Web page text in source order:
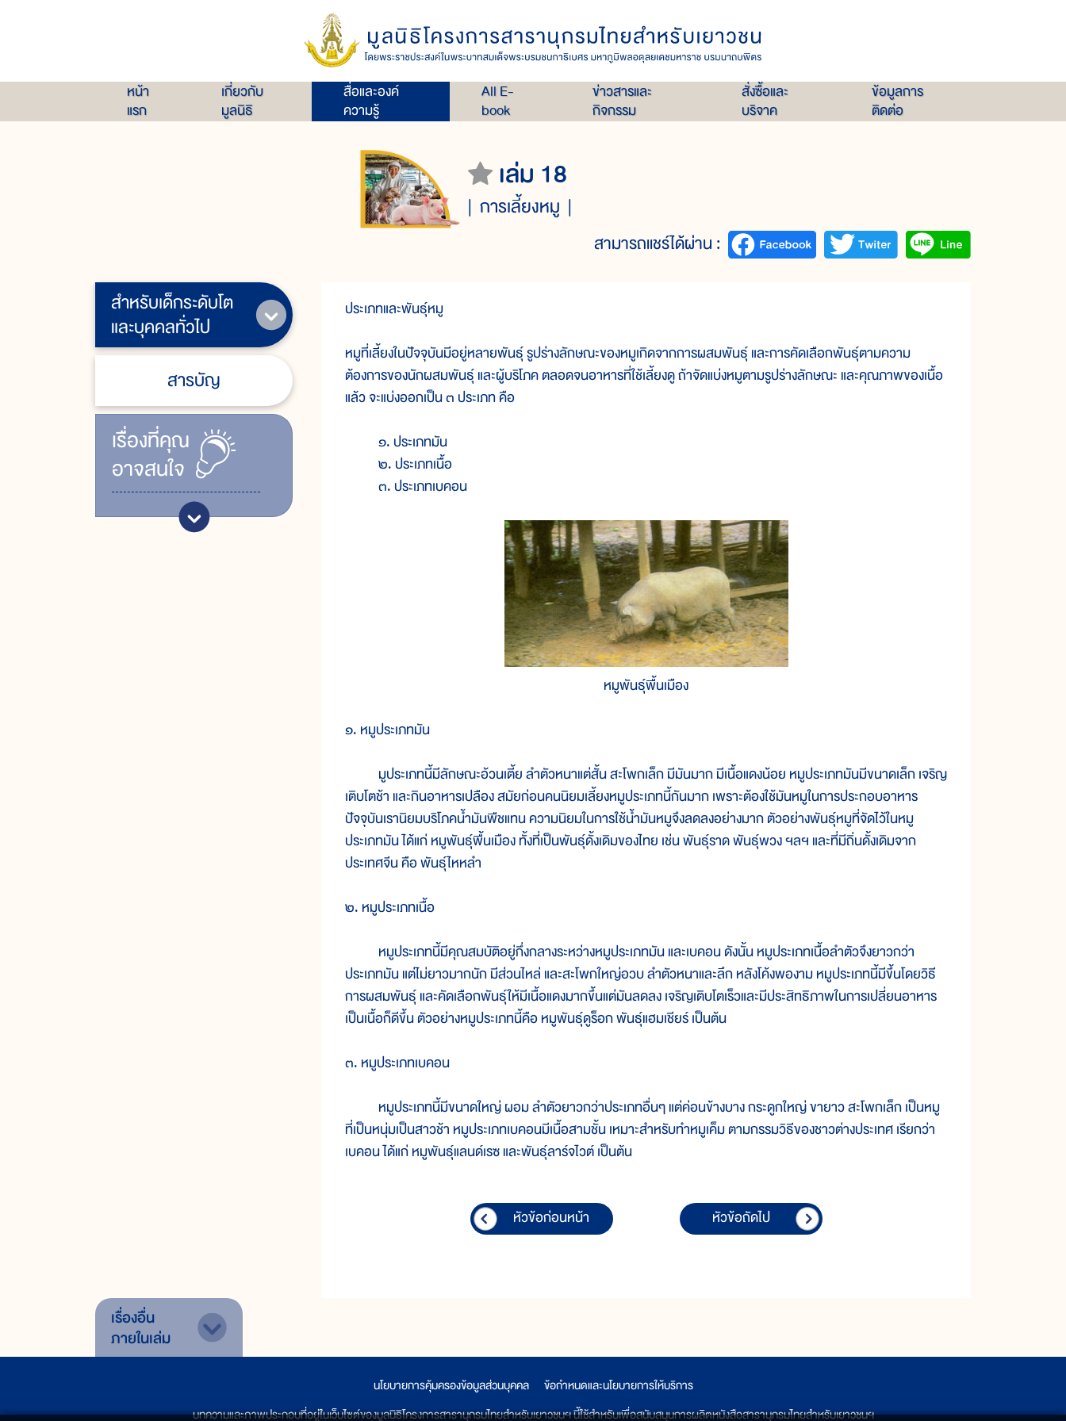
หน้า
แรก
เกี่ยวกับ
มูลนิธิ
สื่อและองค์
ความรู้
All E-
book
ข่าวสารและ
กิจกรรม
สั่งซื้อและ
บริจาค
ข้อมูลการ
ติดต่อ
เล่ม 18
การเลี้ยงหมู
สามารถแชร์ได้ผ่าน :
สำหรับเด็กระดับโต
และบุคคลทั่วไป
สารบัญ
เรื่ิองที่คุณ
อาจสนใจ
ประเภทและพันธุ์หมู
หมูที่เลี้ยงในปัจจุบันมีอยู่หลายพันธุ์ รูปร่างลักษณะของหมูเกิดจากการผสมพันธุ์ และการคัดเลือกพันธุ์ตามความ
ต้องการของนักผสมพันธุ์ และผู้บริโภค ตลอดจนอาหารที่ใช้เลี้ยงดู ถ้าจัดแบ่งหมูตามรูปร่างลักษณะ และคุณภาพของเนื้อ
แล้ว จะแบ่งออกเป็น ๓ ประเภท คือ
๑. ประเภทมัน
๒. ประเภทเนื้อ
๓. ประเภทเบคอน
หมูพันธุ์พื้นเมือง
๑. หมูประเภทมัน
มูประเภทนี้มีลักษณะอ้วนเตี้ย ลำตัวหนาแต่สั้น สะโพกเล็ก มีมันมาก มีเนื้อแดงน้อย หมูประเภทมันมีขนาดเล็ก เจริญ
เติบโตช้า และกินอาหารเปลือง สมัยก่อนคนนิยมเลี้ยงหมูประเภทนี้กันมาก เพราะต้องใช้มันหมูในการประกอบอาหาร
ปัจจุบันเรานิยมบริโภคน้ำมันพืชแทน ความนิยมในการใช้น้ำมันหมูจึงลดลงอย่างมาก ตัวอย่างพันธุ์หมูที่จัดไว้ในหมู
ประเภทมัน ได้แก่ หมูพันธุ์พื้นเมือง ทั้งที่เป็นพันธุ์ดั้งเดิมของไทย เช่น พันธุ์ราด พันธุ์พวง ฯลฯ และที่มีถิ่นดั้งเดิมจาก
ประเทศจีน คือ พันธุ์ไหหลำ
๒. หมูประเภทเนื้อ
หมูประเภทนี้มีคุณสมบัติอยู่กึ่งกลางระหว่างหมูประเภทมัน และเบคอน ดังนั้น หมูประเภทเนื้อลำตัวจึงยาวกว่า
ประเภทมัน แต่ไม่ยาวมากนัก มีส่วนไหล่ และสะโพกใหญ่อวบ ลำตัวหนาและลึก หลังโค้งพองาม หมูประเภทนี้มีขึ้นโดยวิธี
การผสมพันธุ์ และคัดเลือกพันธุ์ให้มีเนื้อแดงมากขึ้นแต่มันลดลง เจริญเติบโตเร็วและมีประสิทธิภาพในการเปลี่ยนอาหาร
เป็นเนื้อก็ดีขึ้น ตัวอย่างหมูประเภทนี้คือ หมูพันธุ์ดูร็อก พันธุ์แฮมเชียร์ เป็นต้น
๓. หมูประเภทเบคอน
หมูประเภทนี้มีขนาดใหญ่ ผอม ลำตัวยาวกว่าประเภทอื่นๆ แต่ค่อนข้างบาง กระดูกใหญ่ ขายาว สะโพกเล็ก เป็นหมู
ที่เป็นหนุ่มเป็นสาวช้า หมูประเภทเบคอนมีเนื้อสามชั้น เหมาะสำหรับทำหมูเค็ม ตามกรรมวิธีของชาวต่างประเทศ เรียกว่า
เบคอน ได้แก่ หมูพันธุ์แลนด์เรซ และพันธุ์ลาร์จไวต์ เป็นต้น
หัวข้อก่อนหน้า หัวข้อถัดไป
เรื่องอื่น
ภายในเล่ม
นโยบายการคุ้มครองข้อมูลส่วนบุคคล
ข้อกำหนดและนโยบายการให้บริการ
บทความและภาพประกอบที่อยู่ในเว็บไซต์ของมูลนิธิโครงการสารานุกรมไทยสำหรับเยาวชนฯ นี้ใช้สำหรับเพื่อสนับสนุนการผลิตหนังสือสารานุกรมไทยสำหรับเยาวชนฯ